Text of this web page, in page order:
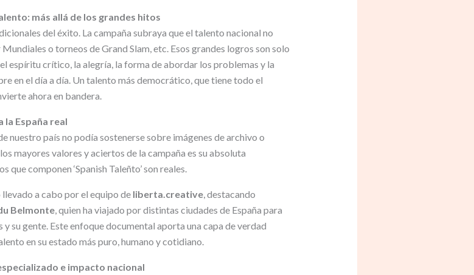
más allá de los grandes hitos
del éxito. La campaña subraya que el talento nacional no
o torneos de Grand Slam, etc. Esos grandes logros son solo
espíritu crítico, la alegría, la forma de abordar los problemas y la
en el día a día. Un talento más democrático, que tiene todo el
ahora en bandera.
la España real
nuestro país no podía sostenerse sobre imágenes de archivo o
mayores valores y aciertos de la campaña es su absoluta
componen ‘Spanish Taleñto’ son reales.
a cabo por el equipo de liberta.creative, destacando
Belmonte, quien ha viajado por distintas ciudades de España para
y su gente. Este enfoque documental aporta una capa de verdad
en su estado más puro, humano y cotidiano.
e impacto nacional